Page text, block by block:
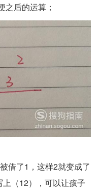
之后的运算；
借了1，这样2就变成了
（12），可以让孩子